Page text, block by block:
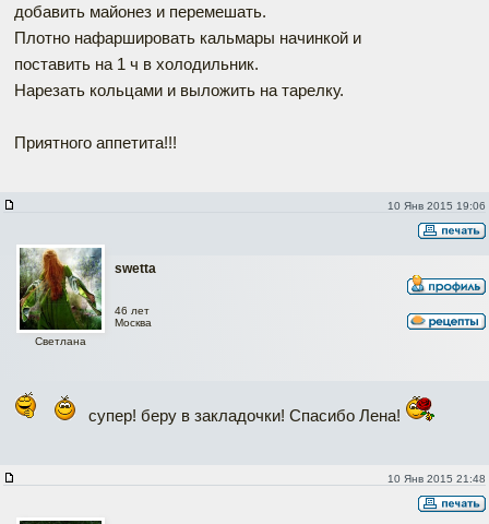
добавить майонез и перемешать.
Плотно нафаршировать кальмары начинкой и
поставить на 1 ч в холодильник.
Нарезать кольцами и выложить на тарелку.
Приятного аппетита!!!
10 Янв 2015 19:06
swetta
Светлана
46 лет
Москва
супер! беру в закладочки! Спасибо Лена!
10 Янв 2015 21:48